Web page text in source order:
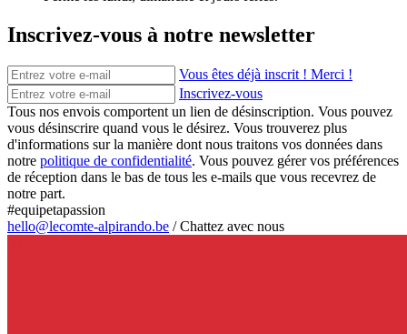
Inscrivez-vous à notre newsletter
Vous êtes déjà inscrit ! Merci !
Inscrivez-vous
Tous nos envois comportent un lien de désinscription. Vous pouvez
vous désinscrire quand vous le désirez. Vous trouverez plus
d'informations sur la manière dont nous traitons vos données dans
notre politique de confidentialité. Vous pouvez gérer vos préférences
de réception dans le bas de tous les e-mails que vous recevrez de
notre part.
#equipetapassion
hello@lecomte-alpirando.be /Chattez avec nous